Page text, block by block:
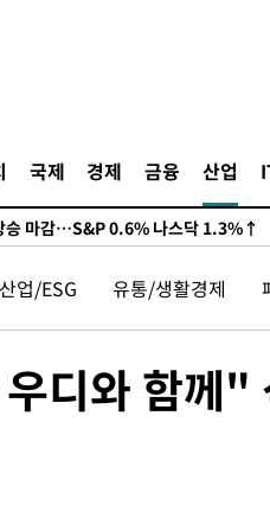
국제 경제 금융 산업
속…강원동해안 최대 150㎜ 비
승 마감…S&P 0.6% 나스닥 1.3%↑
속…강원동해안 최대 150㎜ 비
승 마감…S&P 0.6% 나스닥 1.3%↑
산업/ESG 유통/생활경제
디와 함께"